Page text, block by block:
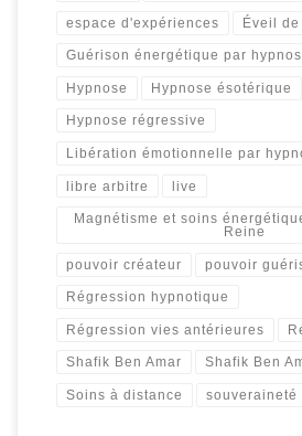
espace d'expériences Éveil
Guérison énergétique par
Hypnose Hypnose ésotérique
Hypnose régressive
Libération émotionnelle par
libre arbitre live
Magnétisme et soins
Reine
pouvoir créateur pouvoir
Régression hypnotique
Régression vies antérieures
Shafik Ben Amar Shafik Ben
Soins à distance souveraineté